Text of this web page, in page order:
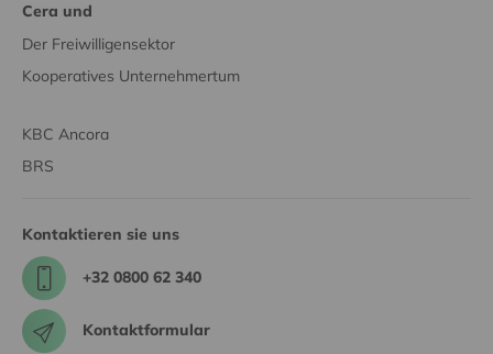
Cera und
Der Freiwilligensektor
Kooperatives Unternehmertum
KBC Ancora
BRS
Kontaktieren sie uns
+32 0800 62 340
Kontaktformular